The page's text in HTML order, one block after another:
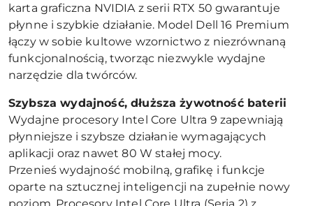
karta graficzna NVIDIA z serii RTX 50 gwarantuje
płynne i szybkie działanie. Model Dell 16 Premium
łączy w sobie kultowe wzornictwo z niezrównaną
funkcjonalnością, tworząc niezwykle wydajne
narzędzie dla twórców.
Szybsza wydajność, dłuższa żywotność baterii
Wydajne procesory Intel Core Ultra 9 zapewniają
płynniejsze i szybsze działanie wymagających
aplikacji oraz nawet 80 W stałej mocy.
Przenieś wydajność mobilną, grafikę i funkcje
oparte na sztucznej inteligencji na zupełnie nowy